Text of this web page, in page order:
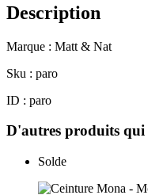
Description
Marque : Matt & Nat
Sku : paro
ID : paro
D'autres produits qui
Solde